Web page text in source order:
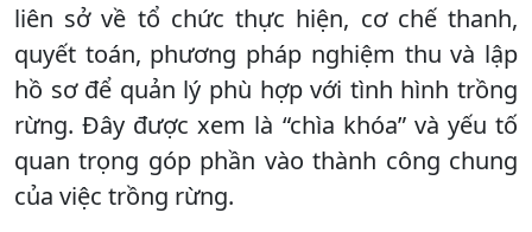
liên sở về tổ chức thực hiện, cơ chế thanh,
quyết toán, phương pháp nghiệm thu và lập
hồ sơ để quản lý phù hợp với tình hình trồng
rừng. Đây được xem là “chìa khóa” và yếu tố
quan trọng góp phần vào thành công chung
của việc trồng rừng.